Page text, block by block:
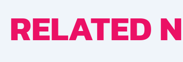
RELATED